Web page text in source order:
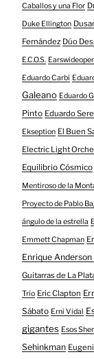
Caballos y una Flor
Duke Ellington
Fernández Dúo
E.C.O.S.
Eduardo Carbi
Galeano Eduardo
Pinto Eduardo
Ekseption El Buen
Electric Light
Equilibrio Cósmico
Mentiroso de la
Proyecto de Pablo
ángulo de la estrella
Emmett Chapman
Enrique
Guitarras de La
Trío Eric Clapton
Sábato Erni Vidal
gigantes Esos
Sehinkman